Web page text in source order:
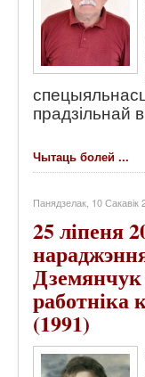
прадзільнай
Чытаць болей ...
Панядзелак, 10 Сакавік
25 ліпеня
Дземянчук
работніка
(1991)